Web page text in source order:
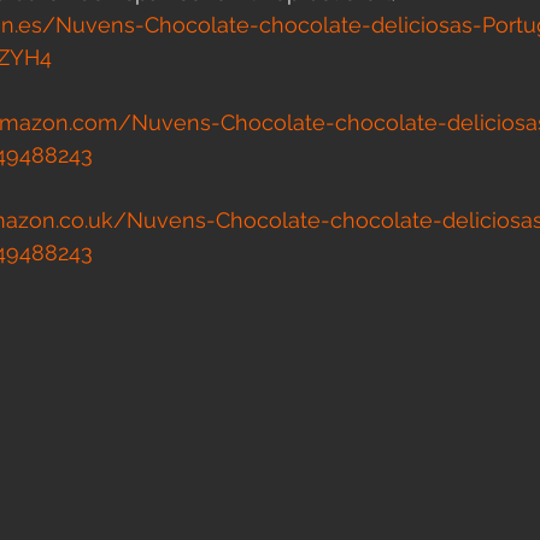
Nuvens-Chocolate-chocolate-deliciosas-
Nuvens-Chocolate-chocolate-
Nuvens-Chocolate-chocolate-